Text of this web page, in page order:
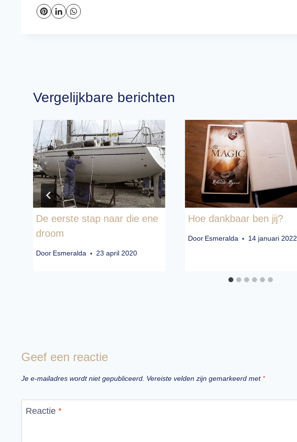
Vergelijkbare berichten
De eerste stap naar die ene
droom
DoorEsmeralda 23 april 2020
Hoe dankbaar ben jij?
Door Esmeralda 14 januari 2022
Geef een reactie
Je e-mailadres wordt niet gepubliceerd. Vereiste velden zijn gemarkeerd met *
Reactie *